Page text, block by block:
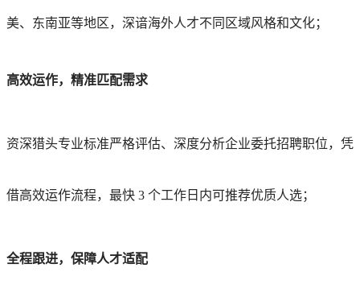
美、东南亚等地区，深谙海外人才不同区域风格和文化；
高效运作，精准匹配需求
资深猎头专业标准严格评估、深度分析企业委托招聘职位，凭
借高效运作流程，最快 3 个工作日内可推荐优质人选；
全程跟进，保障人才适配